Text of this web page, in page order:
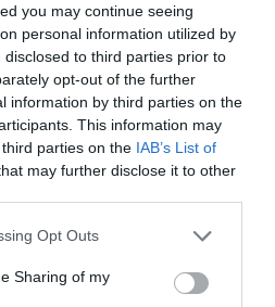
you may continue seeing
personal information utilized by
to third parties prior to
opt-out of the further
information by third parties on the
This information may
parties on the IAB’s List of
may further disclose it to other
app uses one or more Google
behaviour. You may click to
and its third-party tags to
Opt Outs
Sharing of my
χώρους